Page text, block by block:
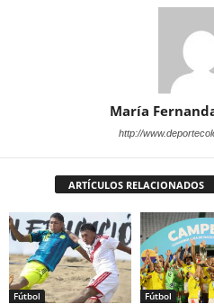
María
http://
ARTÍCULOS RELACIONADOS
Fútbol Fútbol